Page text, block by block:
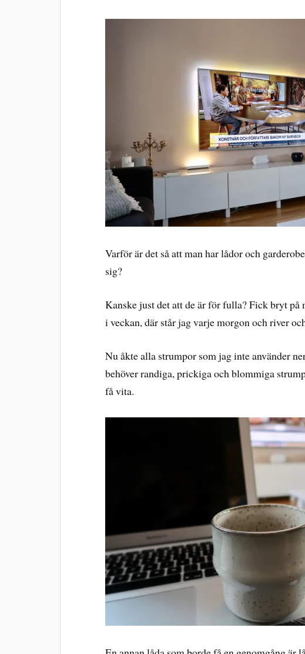
Varför är det så att man har lådor och
sig?
Kanske just det att de är för fulla? Fick bryt
i veckan, där står jag varje morgon och river
Nu åkte alla strumpor som jag inte använder
behöver randiga, prickiga och blommiga
få vita.